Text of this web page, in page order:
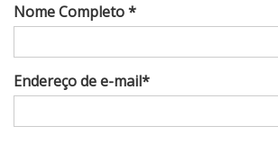
Nome Completo *
Endereço de e-mail*